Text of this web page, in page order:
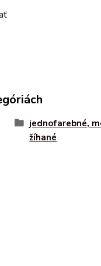
jednofarebné,
žíhané